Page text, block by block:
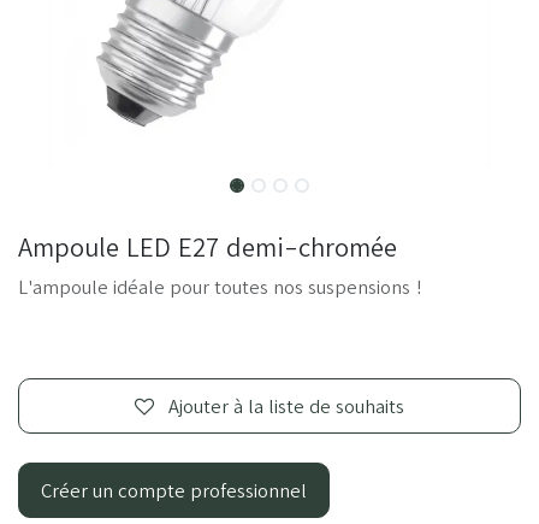
Ampoule LED E27 demi-chromée
L'ampoule idéale pour toutes nos suspensions !
Ajouter à la liste de souhaits
Créer un compte professionnel